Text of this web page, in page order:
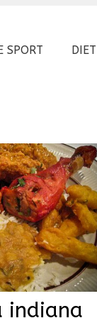
SPORT
indiana